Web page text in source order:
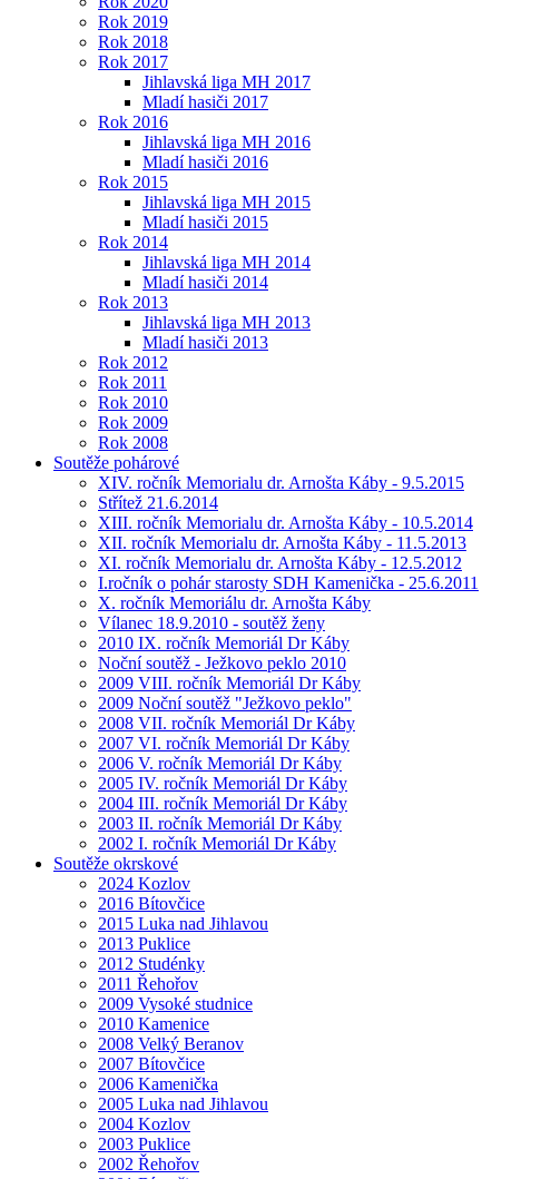
Rok 2019
Rok 2018
Rok 2017
Jihlavská liga MH 2017
Mladí hasiči 2017
Rok 2016
Jihlavská liga MH 2016
Mladí hasiči 2016
Rok 2015
Jihlavská liga MH 2015
Mladí hasiči 2015
Rok 2014
Jihlavská liga MH 2014
Mladí hasiči 2014
Rok 2013
Jihlavská liga MH 2013
Mladí hasiči 2013
Rok 2012
Rok 2011
Rok 2010
Rok 2009
Rok 2008
Soutěže pohárové
XIV. ročník Memorialu dr. Arnošta Káby - 9.5.2015
Střítež 21.6.2014
XIII. ročník Memorialu dr. Arnošta Káby - 10.5.2014
XII. ročník Memorialu dr. Arnošta Káby - 11.5.2013
XI. ročník Memorialu dr. Arnošta Káby - 12.5.2012
I.ročník o pohár starosty SDH Kamenička - 25.6.2011
X. ročník Memoriálu dr. Arnošta Káby
Vílanec 18.9.2010 - soutěž ženy
2010 IX. ročník Memoriál Dr Káby
Noční soutěž - Ježkovo peklo 2010
2009 VIII. ročník Memoriál Dr Káby
2009 Noční soutěž "Ježkovo peklo"
2008 VII. ročník Memoriál Dr Káby
2007 VI. ročník Memoriál Dr Káby
2006 V. ročník Memoriál Dr Káby
2005 IV. ročník Memoriál Dr Káby
2004 III. ročník Memoriál Dr Káby
2003 II. ročník Memoriál Dr Káby
2002 I. ročník Memoriál Dr Káby
Soutěže okrskové
2024 Kozlov
2016 Bítovčice
2015 Luka nad Jihlavou
2013 Puklice
2012 Studénky
2011 Řehořov
2009 Vysoké studnice
2010 Kamenice
2008 Velký Beranov
2007 Bítovčice
2006 Kamenička
2005 Luka nad Jihlavou
2004 Kozlov
2003 Puklice
2002 Řehořov